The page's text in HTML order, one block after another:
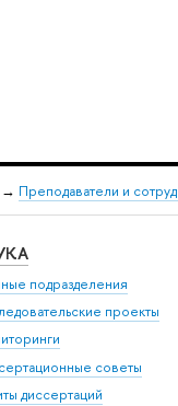
→ Преподаватели и
подразделения
проекты
советы
диссертаций